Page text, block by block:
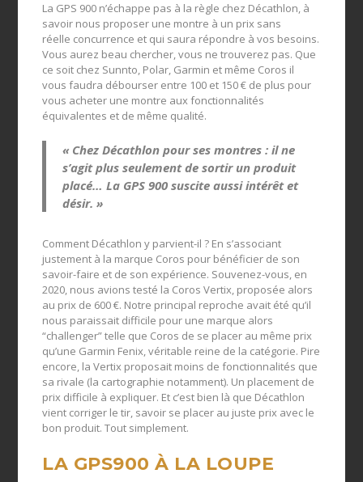
La GPS 900 n’échappe pas à la règle chez Décathlon, à
savoir nous proposer une montre à un prix sans
réelle concurrence et qui saura répondre à vos besoins.
Vous aurez beau chercher, vous ne trouverez pas. Que
ce soit chez Sunnto, Polar, Garmin et même Coros il
vous faudra débourser entre 100 et 150 € de plus pour
vous acheter une montre aux fonctionnalités
équivalentes et de même qualité.
« Chez Décathlon pour ses montres : il ne
s’agit plus seulement de sortir un produit
placé… La GPS 900 suscite aussi intérêt et
désir. »
Comment Décathlon y parvient-il ? En s’associant
justement à la marque Coros pour bénéficier de son
savoir-faire et de son expérience. Souvenez-vous, en
2020, nous avions testé la Coros Vertix, proposée alors
au prix de 600 €. Notre principal reproche avait été qu’il
nous paraissait difficile pour une marque alors
“challenger” telle que Coros de se placer au même prix
qu’une Garmin Fenix, véritable reine de la catégorie. Pire
encore, la Vertix proposait moins de fonctionnalités que
sa rivale (la cartographie notamment). Un placement de
prix difficile à expliquer. Et c’est bien là que Décathlon
vient corriger le tir, savoir se placer au juste prix avec le
bon produit. Tout simplement.
LA GPS900 À LA LOUPE